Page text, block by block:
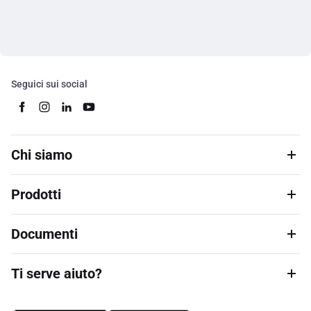
Seguici sui social
Chi siamo
Prodotti
Documenti
Ti serve aiuto?